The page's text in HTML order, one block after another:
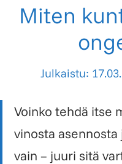
Miten
Julkaistu:
Voinko tehdä itse
vinosta asennosta
vain – juuri sitä